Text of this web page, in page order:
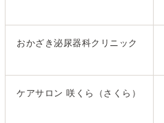
おかざき泌尿器科クリニック
ケアサロン 咲くら（さくら）